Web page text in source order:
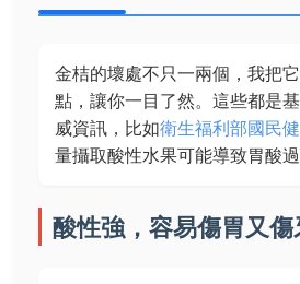
金桔的壞處不只一兩個，我把
點，讓你一目了然。這些都是
威資訊，比如衛生福利部國民
量攝取酸性水果可能導致胃酸過
酸性強，容易傷胃又傷